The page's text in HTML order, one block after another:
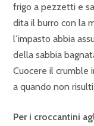
frigo a pezzetti e
dita il burro con la
l’impasto abbia
della sabbia
Cuocere il crumble
a quando non
Per i croccantini